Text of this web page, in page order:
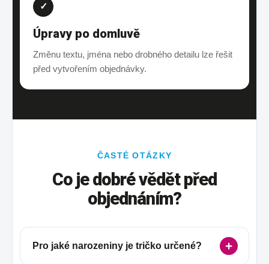
✓
Úpravy po domluvě
Změnu textu, jména nebo drobného detailu lze řešit
před vytvořením objednávky.
ČASTÉ OTÁZKY
Co je dobré vědět před
objednáním?
Pro jaké narozeniny je tričko určené?